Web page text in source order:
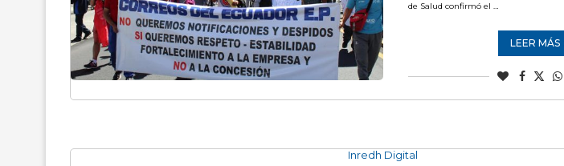
de Salud confirmó el …
LEER MÁS
Inredh Digital